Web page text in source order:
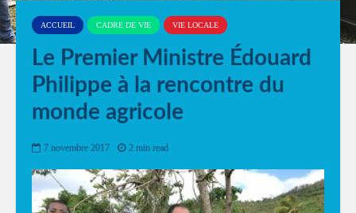
ACCUEIL CADRE DE VIE VIE LOCALE
Le Premier Ministre Édouard
Philippe à la rencontre du
monde agricole
7 novembre 2017 2 min read